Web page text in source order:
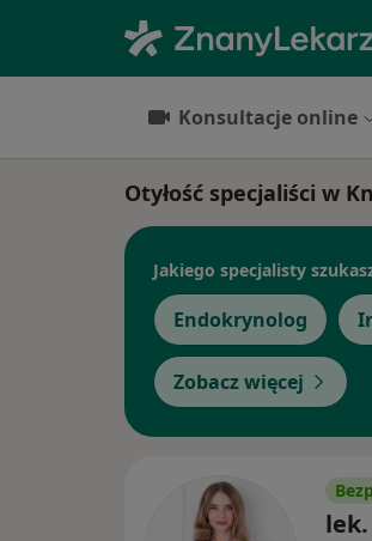
Konsultacje online
Otyłość specjaliści w
Jakiego specjalisty
Endokrynolog
Zobacz więcej
lek.